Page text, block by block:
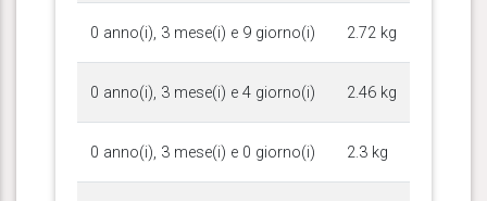
0 anno(i), 3 mese(i) e 9 giorno(i) 2.72 kg
0 anno(i), 3 mese(i) e 4 giorno(i) 2.46 kg
0 anno(i), 3 mese(i) e 0 giorno(i) 2.3 kg